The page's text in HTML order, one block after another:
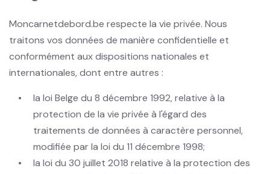
Moncarnetdebord.be respecte la vie privée. Nous
traitons vos données de manière confidentielle et
conformément aux dispositions nationales et
internationales, dont entre autres :
la loi Belge du 8 décembre 1992, relative à la
protection de la vie privée à l'égard des
traitements de données à caractère personnel,
modifiée par la loi du 11 décembre 1998;
la loi du 30 juillet 2018 relative à la protection des